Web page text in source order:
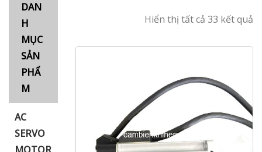
DAN
H
MỤC
SẢN
PHẨ
M
AC
SERVO
Hiển thị tất cả 33 kết quả
XNK